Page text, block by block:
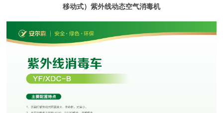
移动式）紫外线动态空气消毒机